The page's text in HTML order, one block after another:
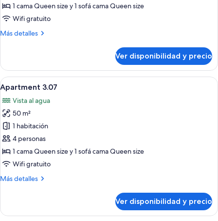
3.061 cama Queen size y 1 sofá cama Queen size
Wifi gratuito
Más detalles
Más
3.06
Ver disponibilidad y precio
Ver
todas
las
fotos
de
Apartment
3.07
Una habitación de hotel moderna
10
Apartment 3.07
Vista al agua
50 m²
1 habitación
4 personas
1 cama Queen size y 1 sofá cama Queen size
Wifi gratuito
Más detalles
Más
3.07
Ver disponibilidad y precio